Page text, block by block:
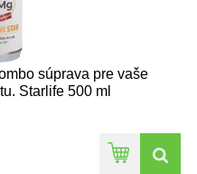
súprava pre vaše
Starlife 500 ml